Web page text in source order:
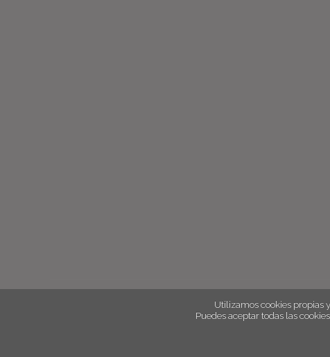
Utilizamos cookies propias
Puedes aceptar todas las